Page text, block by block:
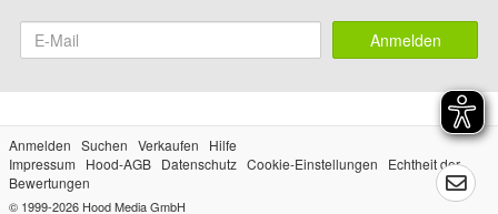
Anmelden
Anmelden Suchen Verkaufen
Hilfe
Impressum
Hood-AGB Datenschutz Cookie-Einstellungen
Echtheit der
Bewertungen
© 1999-2026 Hood Media GmbH